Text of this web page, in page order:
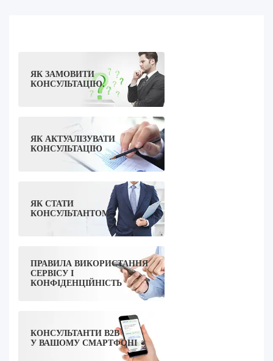
ЯК ЗАМОВИТИ
КОНСУЛЬТАЦІЮ.
ЯК АКТУАЛІЗУВАТИ
КОНСУЛЬТАЦІЮ
ЯК СТАТИ
КОНСУЛЬТАНТОМ
ПРАВИЛА ВИКОРИСТАННЯ
СЕРВІСУ І
КОНФІДЕНЦІЙНІСТЬ
КОНСУЛЬТАНТИ B2B
У ВАШОМУ СМАРТФОНІ